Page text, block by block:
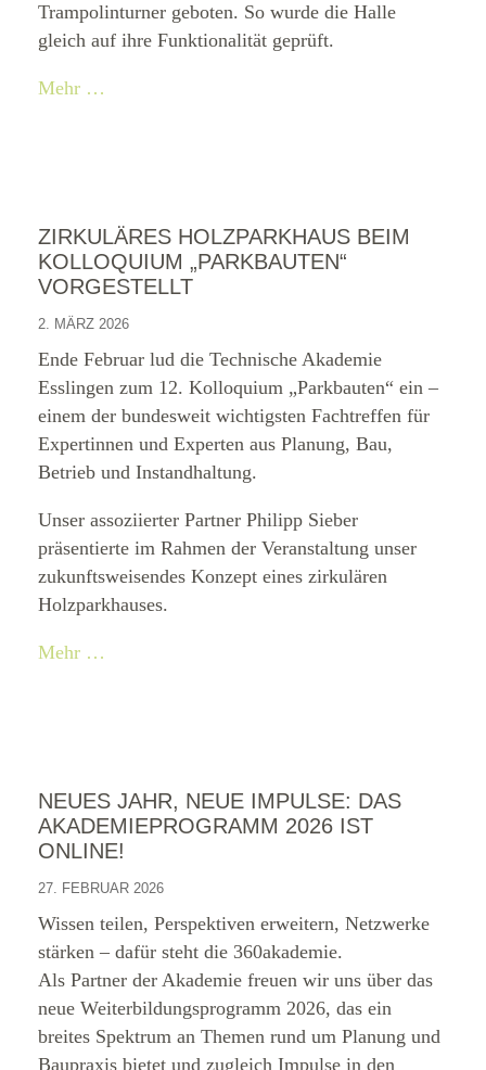
Trampolinturner geboten. So wurde die Halle
gleich auf ihre Funktionalität geprüft.
Mehr …
ZIRKULÄRES HOLZPARKHAUS BEIM
KOLLOQUIUM „PARKBAUTEN“
VORGESTELLT
2. MÄRZ 2026
Ende Februar lud die Technische Akademie
Esslingen zum 12. Kolloquium „Parkbauten“ ein –
einem der bundesweit wichtigsten Fachtreffen für
Expertinnen und Experten aus Planung, Bau,
Betrieb und Instandhaltung.
Unser assoziierter Partner Philipp Sieber
präsentierte im Rahmen der Veranstaltung unser
zukunftsweisendes Konzept eines zirkulären
Holzparkhauses.
Mehr …
NEUES JAHR, NEUE IMPULSE: DAS
AKADEMIEPROGRAMM 2026 IST
ONLINE!
27. FEBRUAR 2026
Wissen teilen, Perspektiven erweitern, Netzwerke
stärken – dafür steht die 360akademie.
Als Partner der Akademie freuen wir uns über das
neue Weiterbildungsprogramm 2026, das ein
breites Spektrum an Themen rund um Planung und
Baupraxis bietet und zugleich Impulse in den